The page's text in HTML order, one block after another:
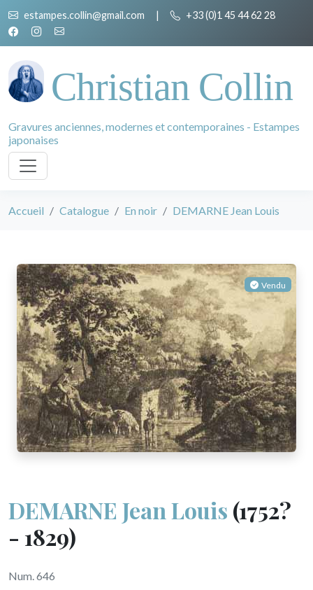
estampes.collin@gmail.com | +33 (0)1 45 44 62 28
Christian Collin
Gravures anciennes, modernes et contemporaines - Estampes
japonaises
Accueil Catalogue En noir DEMARNE Jean Louis
Vendu
DEMARNE Jean Louis (1752?
- 1829)
Num. 646